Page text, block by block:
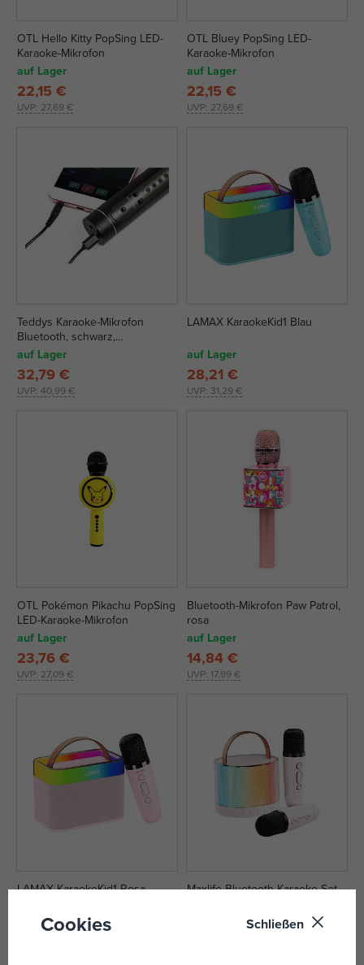
OTL Hello Kitty PopSing LED-
Karaoke-Mikrofon
auf Lager
UVP: 27,69 €
22,15 €
OTL Bluey PopSing LED-
Karaoke-Mikrofon
auf Lager
UVP: 27,69 €
22,15 €
Teddys Karaoke-Mikrofon
Bluetooth, schwarz,
batteriebetrieben, mit USB-
Kabel
auf Lager
UVP: 40,99 €
32,79 €
LAMAX KaraokeKid1 Blau
auf Lager
UVP: 31,29 €
28,21 €
OTL Pokémon Pikachu PopSing
LED-Karaoke-Mikrofon
auf Lager
UVP: 27,09 €
23,76 €
Bluetooth-Mikrofon Paw Patrol,
rosa
auf Lager
UVP: 17,99 €
14,84 €
LAMAX KaraokeKid1 Rosa
auf Lager
Maxlife Bluetooth-Karaoke-Set
Cookies Schließen